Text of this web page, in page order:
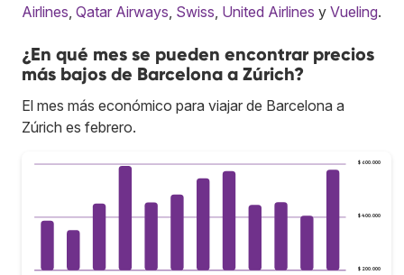
Airlines Qatar Airways Swiss United Airlines y Vueling.
¿En qué mes se pueden encontrar precios
más bajos de Barcelona a Zúrich?
El mes más económico para viajar de Barcelona a
Zúrich es febrero.
$ 200.000
$ 400.000
$ 600.000